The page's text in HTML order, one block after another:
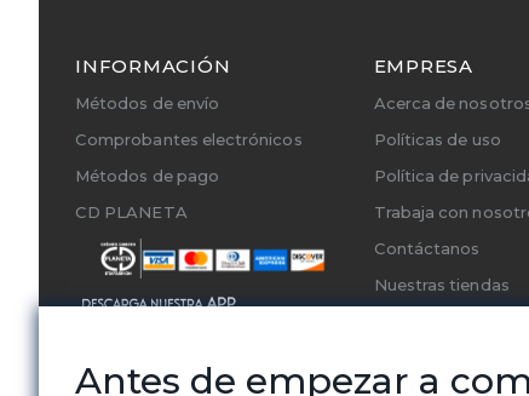
INFORMACIÓN
Métodos de envío
Comprobantes electrónicos
Métodos de pago
CD PLANETA
EMPRESA
Acerca de
Políticas de uso
Política de
Trabaja con
Contáctanos
Nuestras tiendas
Antes de empezar a